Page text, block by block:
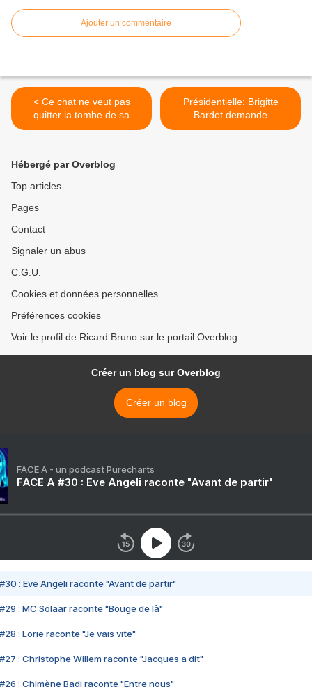
Ajouter un commentaire
< Ce chat ne veut pas
quitter la tombe de sa
maîtresse
Présidentielle: Brigitte
Bardot demande
"d'animaliser le débat" >
Hébergé par Overblog
Top articles
Pages
Contact
Signaler un abus
C.G.U.
Cookies et données personnelles
Préférences cookies
Voir le profil de Ricard Bruno sur le portail Overblog
Créer un blog sur Overblog
Créer un blog
FACE A - un podcast Purecharts
FACE A #30 : Eve Angeli raconte "Avant de partir"
#30 : Eve Angeli raconte "Avant de partir"
#29 : MC Solaar raconte "Bouge de là"
#28 : Lorie raconte "Je vais vite"
#27 : Christophe Willem raconte "Jacques a dit"
#26 : Chimène Badi raconte "Entre nous"